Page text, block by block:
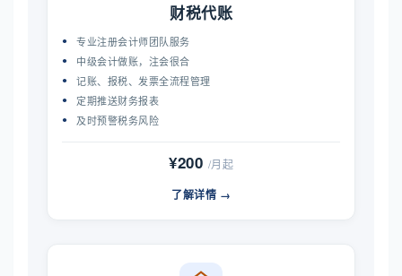
财税代账
专业注册会计师团队服务
中级会计做账，注会很合
记账、报税、发票全流程管理
定期推送财务报表
及时预警税务风险
¥200 /月起
了解详情 →